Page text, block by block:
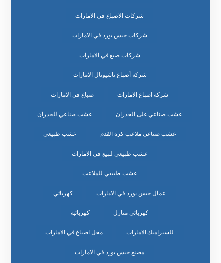
شركات الاصباغ في الامارات
شركات جبس بورد في الامارات
شركات صبغ في الامارات
شركة أصباغ ناشيونال الامارات
شركة اصباغ الامارات صباغ في الامارات
عشب صناعي على الجدران عشب صناعي للجدران
عشب صناعي ملاعب كرة القدم عشب طبيعي
عشب طبيعي للبيع في الامارات
عشب طبيعي للملاعب
عمال جبس بورد في الامارات كهربائي
كهربائي منازل كهربائيه
للسيراميك الامارات محل اصباغ في الامارات
مصنع جبس بورد في الامارات